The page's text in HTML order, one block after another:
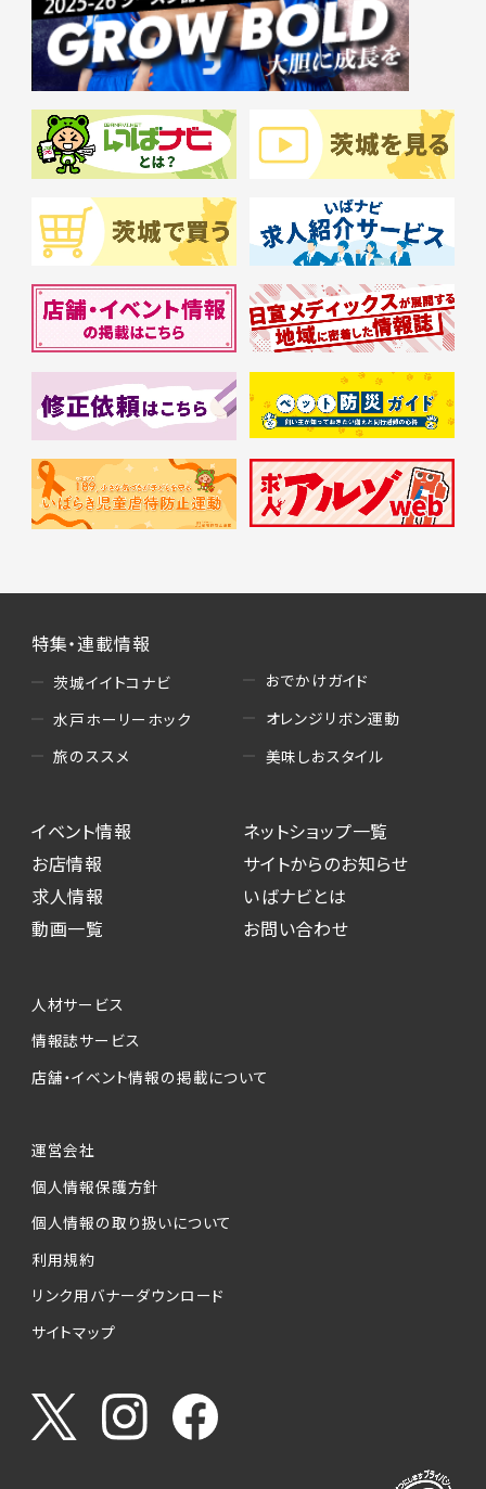
特集・連載情報
茨城イイトコナビ
水戸ホーリーホック
旅のススメ
おでかけガイド
オレンジリボン運動
美味しおスタイル
イベント情報
お店情報
求人情報
動画一覧
ネットショップ一覧
サイトからのお知らせ
いばナビとは
お問い合わせ
人材サービス
情報誌サービス
店舗・イベント情報の掲載について
運営会社
個人情報保護方針
個人情報の取り扱いについて
利用規約
リンク用バナーダウンロード
サイトマップ